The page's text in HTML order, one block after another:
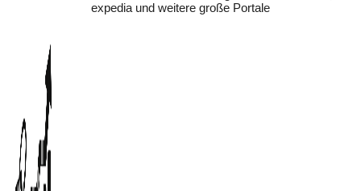
expedia und weitere große Portale